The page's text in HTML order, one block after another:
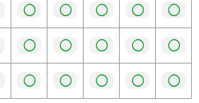
◯ ◯ ◯ ◯ ◯
◯ ◯ ◯ ◯ ◯
◯ ◯ ◯ ◯ ◯